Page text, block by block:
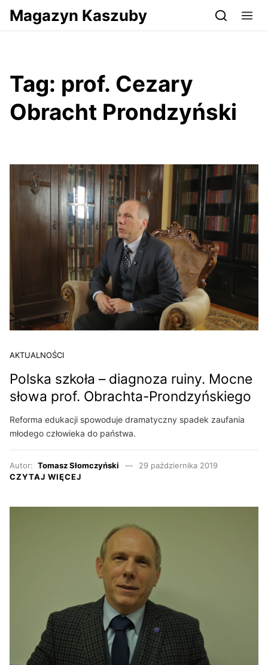
Przejdź do serwisu magazynkaszuby.pl
Magazyn Kaszuby
Tag: prof. Cezary
Obracht Prondzyński
AKTUALNOŚCI
Polska szkoła – diagnoza ruiny. Mocne
słowa prof. Obrachta-Prondzyńskiego
Reforma edukacji spowoduje dramatyczny spadek zaufania
młodego człowieka do państwa.
Autor: Tomasz Słomczyński
29 października 2019
CZYTAJ WIĘCEJ